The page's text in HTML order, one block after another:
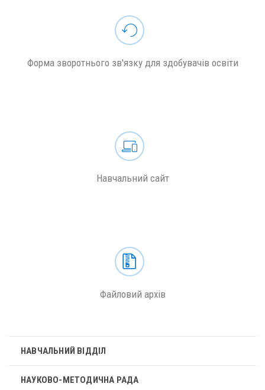
Форма зворотнього зв'язку для здобувачів освіти
Навчальний сайт
Файловий архів
НАВЧАЛЬНИЙ ВІДДІЛ
НАУКОВО-МЕТОДИЧНА РАДА